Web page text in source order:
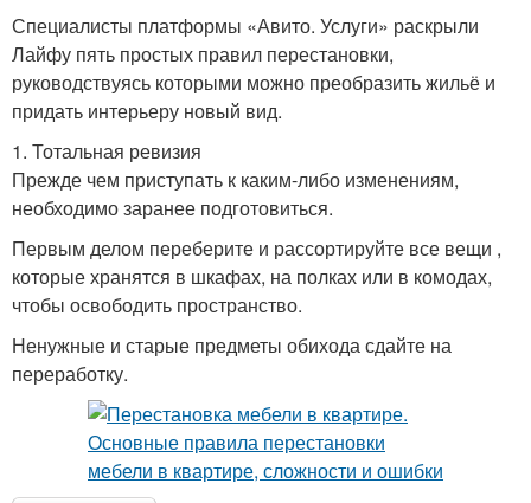
Специалисты платформы «Авито. Услуги» раскрыли
Лайфу пять простых правил перестановки,
руководствуясь которыми можно преобразить жильё и
придать интерьеру новый вид.
1. Тотальная ревизия
Прежде чем приступать к каким-либо изменениям,
необходимо заранее подготовиться.
Первым делом переберите и рассортируйте все вещи ,
которые хранятся в шкафах, на полках или в комодах,
чтобы освободить пространство.
Ненужные и старые предметы обихода сдайте на
переработку.